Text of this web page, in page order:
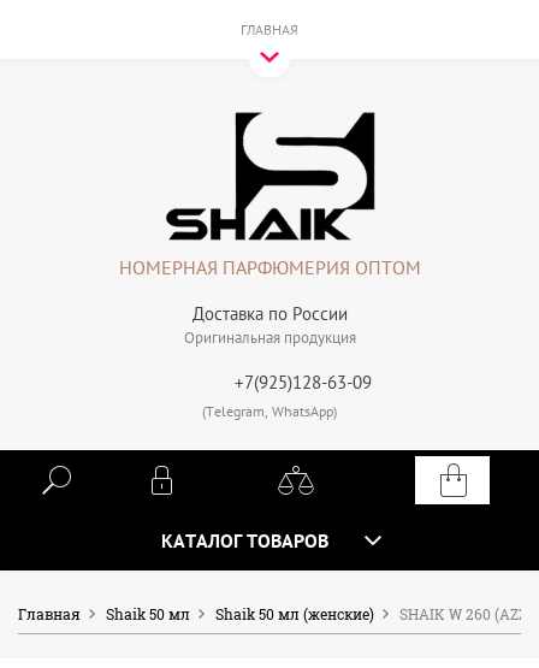
ГЛАВНАЯ
Доставка по России
Оригинальная продукция
НОМЕРНАЯ ПАРФЮМЕРИЯ ОПТОМ
+7(925)128-63-09
(Telegram, WhatsApp)
КАТАЛОГ ТОВАРОВ
Главная Shaik 50 мл Shaik 50 мл (женские) SHAIK W 260